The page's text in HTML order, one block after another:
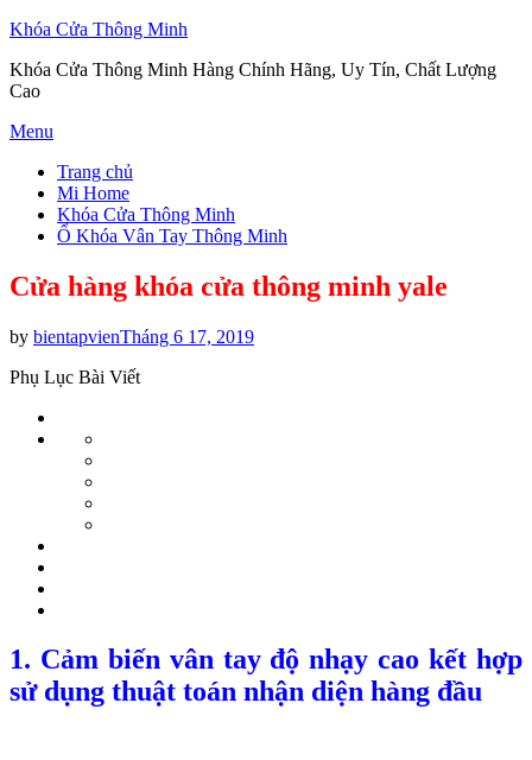
Khóa Cửa Thông Minh
Khóa Cửa Thông Minh Hàng Chính Hãng, Uy Tín, Chất Lượng
Cao
Skip
content
Menu
Trang chủ
Mi Home
Khóa Cửa Thông Minh
Ổ Khóa Vân Tay Thông Minh
Cửa hàng khóa cửa thông minh yale
by bientapvienPosted
Tháng 6 17, 2019
Phụ Lục Bài Viết
1. Cảm biến vân tay độ nhạy cao kết hợp
sử dụng thuật toán nhận diện hàng đầu